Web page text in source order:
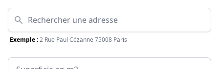
Adresse
Exemple :2 Rue Paul Cézanne 75008 Paris
Surface